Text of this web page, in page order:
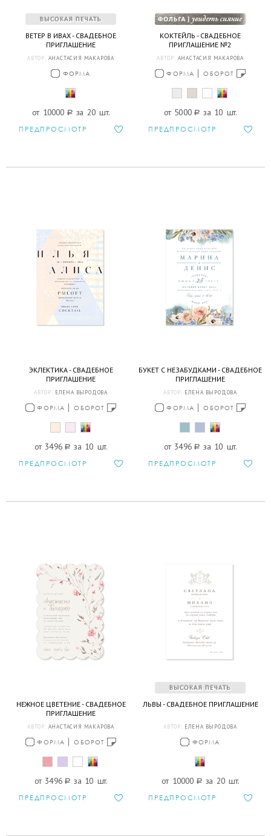
ВЕТЕР В ИВАХ - СВАДЕБНОЕ
ПРИГЛАШЕНИЕ
АВТОР: АНАСТАСИЯ МАКАРОВА
ФОРМА
от 10000 aза 20 шт.
ПРЕДПРОСМОТР
КОКТЕЙЛЬ - СВАДЕБНОЕ
ПРИГЛАШЕНИЕ №2
АВТОР: АНАСТАСИЯ МАКАРОВА
ФОРМА ОБОРОТ
от 5000 a за 10 шт.
ПРЕДПРОСМОТР
ЭКЛЕКТИКА - СВАДЕБНОЕ
ПРИГЛАШЕНИЕ
АВТОР: ЕЛЕНА ВЫРОДОВА
ФОРМА ОБОРОТ
от 3496 a за 10 шт.
ПРЕДПРОСМОТР
БУКЕТ С НЕЗАБУДКАМИ - СВАДЕБНОЕ
ПРИГЛАШЕНИЕ
АВТОР: ЕЛЕНА ВЫРОДОВА
ФОРМА ОБОРОТ
от 3496 a за 10 шт.
ПРЕДПРОСМОТР
НЕЖНОЕ ЦВЕТЕНИЕ - СВАДЕБНОЕ
ПРИГЛАШЕНИЕ
АВТОР: АНАСТАСИЯ МАКАРОВА
ФОРМА ОБОРОТ
от 3496 a за 10 шт.
ПРЕДПРОСМОТР
ЛЬВЫ - СВАДЕБНОЕ ПРИГЛАШЕНИЕ
АВТОР: ЕЛЕНА ВЫРОДОВА
ФОРМА
от 10000 aза 20 шт.
ПРЕДПРОСМОТР